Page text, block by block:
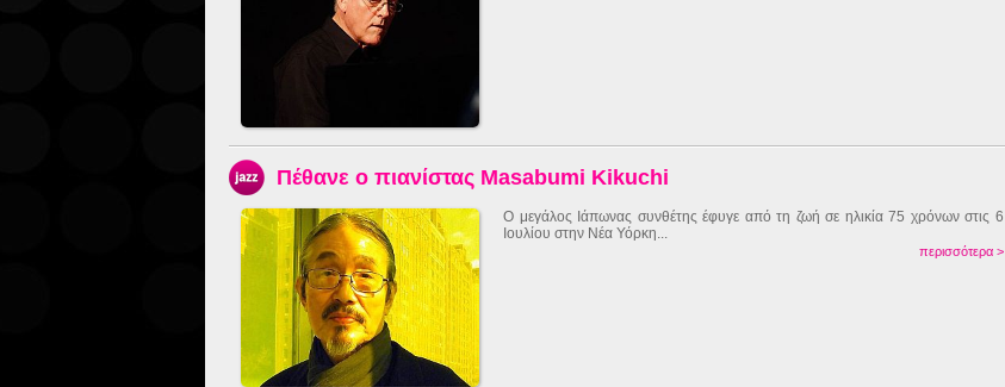
Πέθανε ο πιανίστας Masabumi Kikuchi
Ο μεγάλος Ιάπωνας συνθέτης έφυγε από τη ζωή σε ηλικία 75 χρόνων στις 6
Ιουλίου στην Νέα Υόρκη...
περισσότερα >